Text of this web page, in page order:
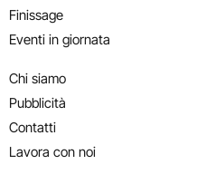
Finissage
Eventi in giornata
Chi siamo
Pubblicità
Contatti
Lavora con noi